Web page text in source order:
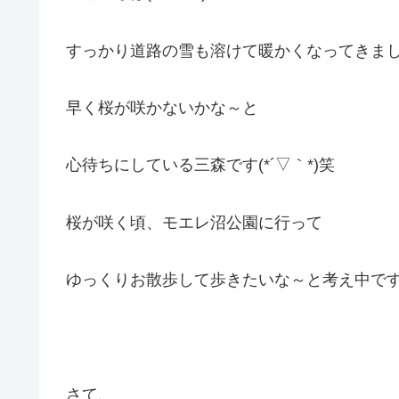
すっかり道路の雪も溶けて暖かくなってきま
早く桜が咲かないかな～と
心待ちにしている三森です(*´▽｀*)笑
桜が咲く頃、モエレ沼公園に行って
ゆっくりお散歩して歩きたいな～と考え中で
さて、